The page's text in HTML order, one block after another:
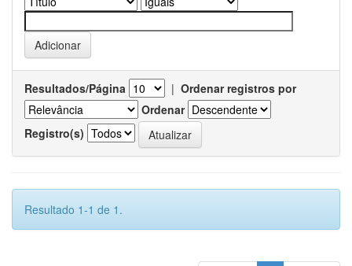
Resultados/Página | Ordenar registros por
Ordenar
Registro(s)
Resultado 1-1 de 1.